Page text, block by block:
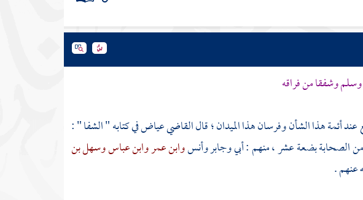
وسلم وشفقا من فراقه
أئمة هذا الشأن وفرسان هذا الميدان ؛ قالالقاضي عياضفي كتابه " الشفا " :
الصحابة بضعة عشر ، منهم :أبيوجابروأنسوابن عمروابن عباسوسهل بن
عنهم .